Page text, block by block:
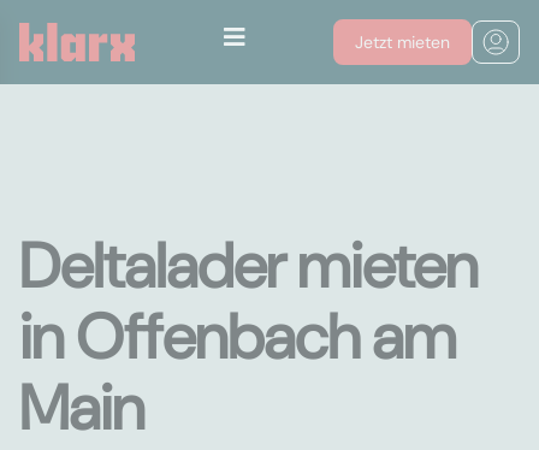
Jetzt mieten
Deltalader mieten
in Offenbach am
Main